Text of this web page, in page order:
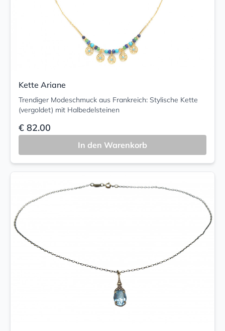
Kette Ariane
Trendiger Modeschmuck aus Frankreich: Stylische Kette
(vergoldet) mit Halbedelsteinen
€ 82.00
In den Warenkorb